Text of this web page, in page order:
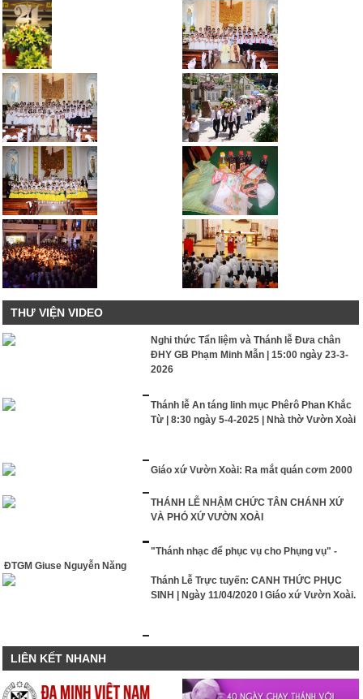
THƯ VIỆN VIDEO
Nghi thức Tẩn liệm và Thánh lễ Đưa chân
ĐHY GB Phạm Minh Mẫn | 15:00 ngày 23-3-
2026
Thánh lễ An táng linh mục Phêrô Phan Khắc
Từ | 8:30 ngày 5-4-2025 | Nhà thờ Vườn Xoài
Giáo xứ Vườn Xoài: Ra mắt quán cơm 2000
THÁNH LỄ NHẬM CHỨC TÂN CHÁNH XỨ
VÀ PHÓ XỨ VƯỜN XOÀI
"Thánh nhạc để phục vụ cho Phụng vụ" -
ĐTGM Giuse Nguyễn Năng
Thánh Lễ Trực tuyến: CANH THỨC PHỤC
SINH | Ngày 11/04/2020 I Giáo xứ Vườn Xoài.
LIÊN KẾT NHANH